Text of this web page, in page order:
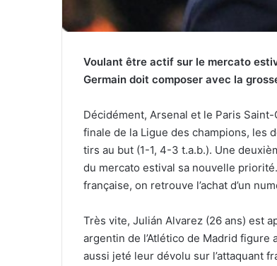
Voulant être actif sur le mercato
Germain doit composer avec la
Décidément, Arsenal et le Paris
finale de la Ligue des champions, les
tirs au but (1-1, 4-3 t.a.b.). Une
du mercato estival sa nouvelle
française, on retrouve l’achat d’un
Très vite, Julián Alvarez (26 ans) est
argentin de l’Atlético de Madrid
aussi jeté leur dévolu sur l’attaquant